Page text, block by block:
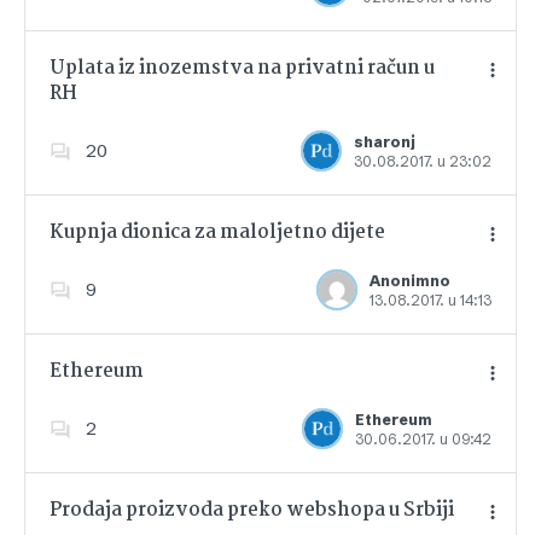
Uplata iz inozemstva na privatni račun u
RH
20
sharonj
30.08.2017. u 23:02
Dodajte u favorite
Kupnja dionica za maloljetno dijete
9
Anonimno
13.08.2017. u 14:13
Dodajte u favorite
Ethereum
2
Ethereum
30.06.2017. u 09:42
Dodajte u favorite
Prodaja proizvoda preko webshopa u Srbiji